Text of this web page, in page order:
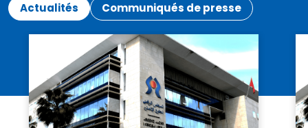
Actualités Communiqués de presse